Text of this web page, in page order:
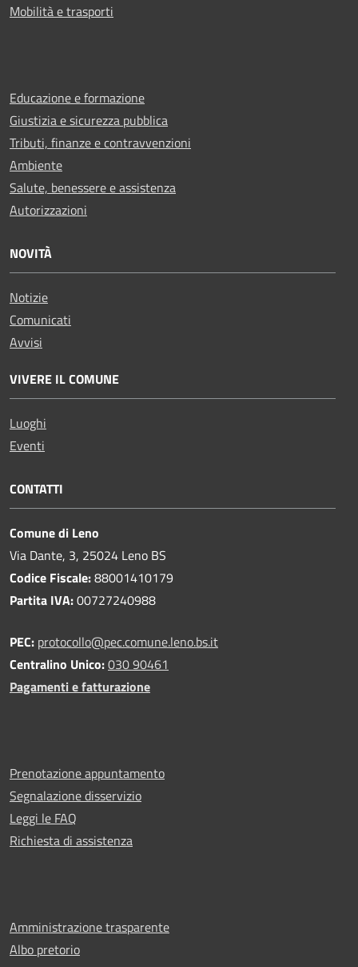
Mobilità e trasporti
Educazione e formazione
Giustizia e sicurezza pubblica
Tributi, finanze e contravvenzioni
Ambiente
Salute, benessere e assistenza
Autorizzazioni
NOVITÀ
Notizie
Comunicati
Avvisi
VIVERE IL COMUNE
Luoghi
Eventi
CONTATTI
Comune di Leno
Via Dante, 3, 25024 Leno BS
Codice Fiscale:88001410179
Partita IVA:00727240988
PEC: protocollo@pec.comune.leno.bs.it
Centralino Unico:030 90461
Pagamenti e fatturazione
Prenotazione appuntamento
Segnalazione disservizio
Leggi le FAQ
Richiesta di assistenza
Amministrazione trasparente
Albo pretorio